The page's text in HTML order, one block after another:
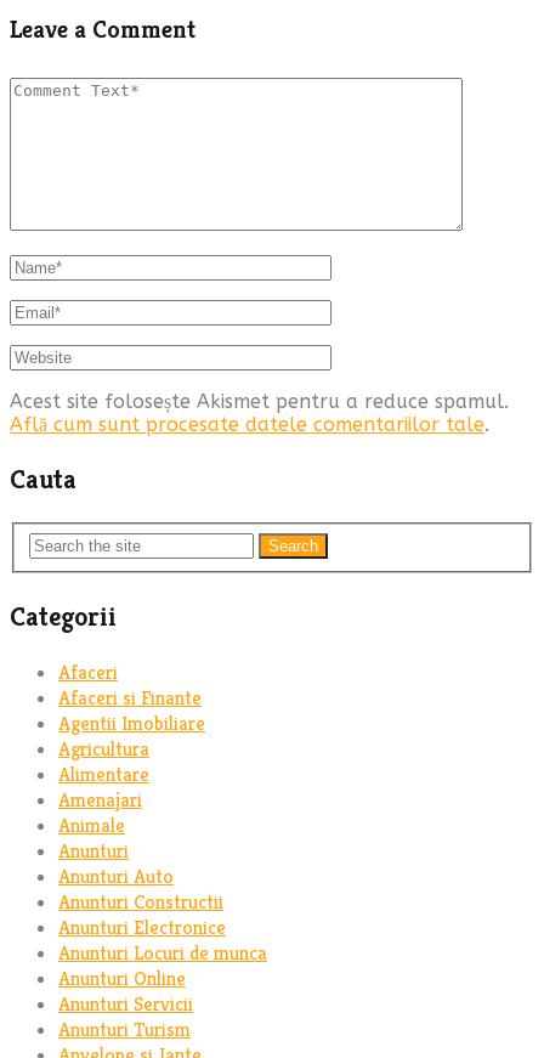
Leave a Comment
Acest site folosește Akismet pentru a reduce spamul.
Află cum sunt procesate datele comentariilor tale.
Cauta
Search
Categorii
Afaceri
Afaceri si Finante
Agentii Imobiliare
Agricultura
Alimentare
Amenajari
Animale
Anunturi
Anunturi Auto
Anunturi Constructii
Anunturi Electronice
Anunturi Locuri de munca
Anunturi Online
Anunturi Servicii
Anunturi Turism